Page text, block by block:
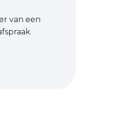
van een